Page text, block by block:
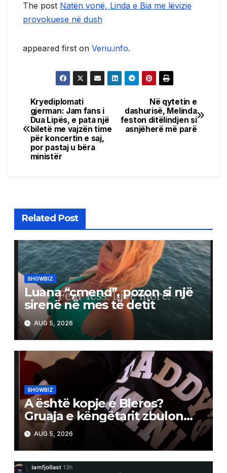
The post Natën vonë, Linda e Bia me lëvizje
provokuese në dush
appeared first on Veriu.info.
Post
navigation
Në qytetin e
dashurisë, Melinda
feston ditëlindjen si
asnjëherë më parë
Kryediplomati
gjerman: Jam fans i
Dua Lipës, e pata një
biletë me vajzën time
për koncertin e saj,
por pastaj u bëra
ministër
Related Post
SHOWBIZ
Luana “çmend”, pozon si një
sirenë në mes të detit
AUG 5, 2026
SHOWBIZ
A është kopje e Bleros?
Gruaja e këngëtarit zbulon
pak nga portreti i të birit
AUG 5, 2026